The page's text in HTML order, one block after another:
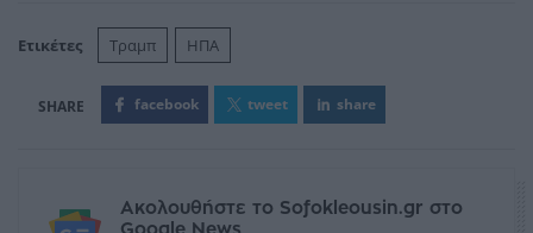
Ετικέτες Τραμπ ΗΠΑ
facebook tweet share
Ακολουθήστε το Sofokleousin.gr στο